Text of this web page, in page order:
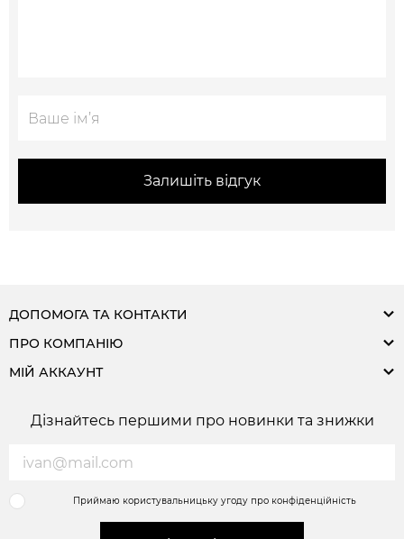
Залишіть відгук
ДОПОМОГА ТА КОНТАКТИ
ПРО КОМПАНІЮ
МІЙ АККАУНТ
Дізнайтесь першими про новинки та знижки
Приймаю користувальницьку угоду про конфіденційність